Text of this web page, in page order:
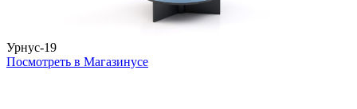
Урнус-19
Посмотреть в Магазинусе